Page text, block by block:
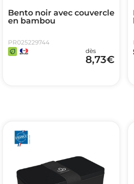
Bento noir avec couvercle
en bambou
PR025229744
dès
8,73€